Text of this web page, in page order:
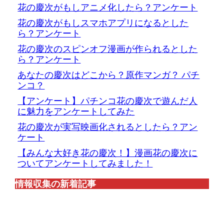
花の慶次がもしアニメ化したら？アンケート
花の慶次がもしスマホアプリになるとした
ら？アンケート
花の慶次のスピンオフ漫画が作られるとした
ら？アンケート
あなたの慶次はどこから？原作マンガ？ パチ
ンコ？
【アンケート】パチンコ花の慶次で遊んだ人
に魅力をアンケートしてみた
花の慶次が実写映画化されるとしたら？アン
ケート
【みんな大好き花の慶次！】漫画花の慶次に
ついてアンケートしてみました！
情報収集の新着記事